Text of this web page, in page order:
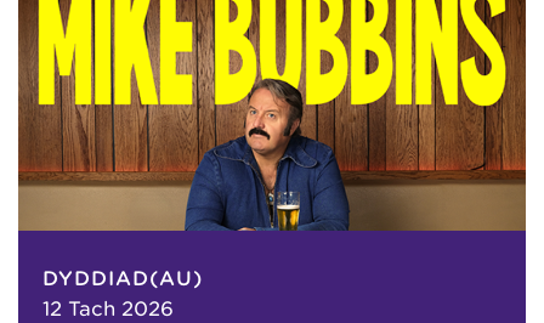
DYDDIAD(AU)
12 Tach 2026